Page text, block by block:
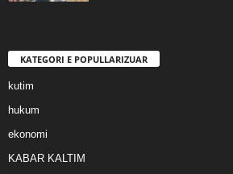
KATEGORI E POPULLARIZUAR
kutim
hukum
ekonomi
KABAR KALTIM